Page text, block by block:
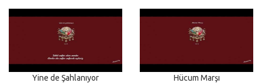
Yine de Şahlanıyor Hücum Marşı